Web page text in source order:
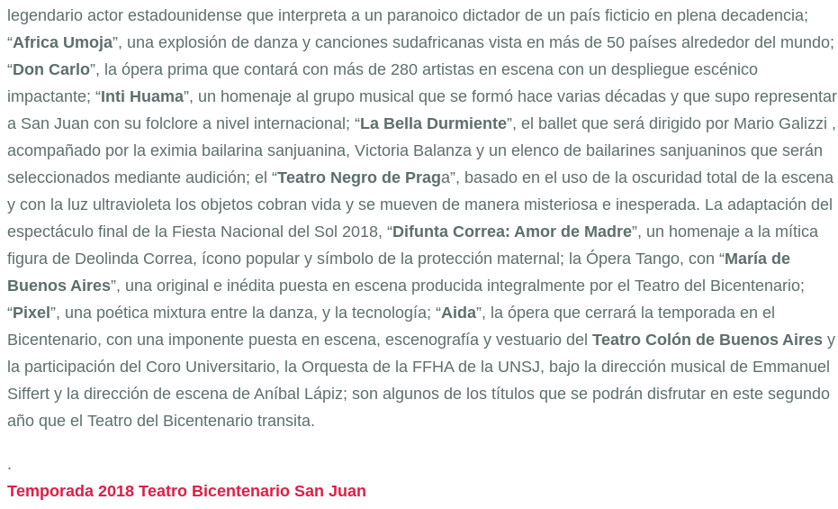
legendario actor estadounidense que interpreta a un paranoico dictador de un país ficticio en plena decadencia;
“Africa Umoja”, una explosión de danza y canciones sudafricanas vista en más de 50 países alrededor del mundo;
“Don Carlo”, la ópera prima que contará con más de 280 artistas en escena con un despliegue escénico
impactante; “Inti Huama”, un homenaje al grupo musical que se formó hace varias décadas y que supo representar
a San Juan con su folclore a nivel internacional; “La Bella Durmiente”, el ballet que será dirigido por Mario Galizzi ,
acompañado por la eximia bailarina sanjuanina, Victoria Balanza y un elenco de bailarines sanjuaninos que serán
seleccionados mediante audición; el “Teatro Negro de Praga”, basado en el uso de la oscuridad total de la escena
y con la luz ultravioleta los objetos cobran vida y se mueven de manera misteriosa e inesperada. La adaptación del
espectáculo final de la Fiesta Nacional del Sol 2018, “Difunta Correa: Amor de Madre”, un homenaje a la mítica
figura de Deolinda Correa, ícono popular y símbolo de la protección maternal; la Ópera Tango, con “María de
Buenos Aires”, una original e inédita puesta en escena producida integralmente por el Teatro del Bicentenario;
“Pixel”, una poética mixtura entre la danza, y la tecnología; “Aida”, la ópera que cerrará la temporada en el
Bicentenario, con una imponente puesta en escena, escenografía y vestuario del Teatro Colón de Buenos Aires y
la participación del Coro Universitario, la Orquesta de la FFHA de la UNSJ, bajo la dirección musical de Emmanuel
Siffert y la dirección de escena de Aníbal Lápiz; son algunos de los títulos que se podrán disfrutar en este segundo
año que el Teatro del Bicentenario transita.
.
Temporada 2018 Teatro Bicentenario San Juan